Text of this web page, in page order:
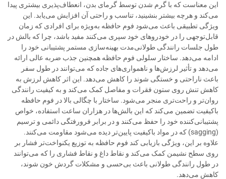
این معناست که با گرم شدن توسط گرمای بدن، انعطاف‌پذیری بیشتری پیدا
می‌کند و هرچه بیشتر بنشینید، تناسب و راحتی آن افزایش می‌یابد. این
ویژگی تطبیقی باعث می‌شود فوم حافظه به‌ویژه برای افرادی که زمان
قابل‌توجهی را در خودروهای خود سپری می‌کنند مفید باشد، چرا که بالش در
طول جلسات رانندگی طولانی‌مدت بهینه‌سازی مستمر پشتیبانی خود را
ادامه می‌دهد. ساختار سلولی فوم حافظه همچنین جذب ضربه عالی ارائه
می‌دهد و تأثیر لرزش‌ها و ناهمواری‌های جاده که می‌توانند در طول سفر
باعث ناراحتی و خستگی شوند را کاهش می‌دهد. این اثر کاهش لرزش به
کاهش تنش روی ستون فقرات و مفاصل کمک می‌کند و به کیفیت رانندگی
روان‌تر و راحت‌تری منجر می‌شود. ساختار با چگالی بالا در فوم حافظه
باکیفیت تضمین می‌کند که این بالش‌ها در هزاران ساعت استفاده، خواص
پشتیبانی‌کننده خود را حفظ می‌کنند و در برابر فرورفتگی دائمی و ترسیم
(sagging) که در مواد باکیفیت پایین‌تر دیده می‌شود مقاومت می‌کنند.
علاوه بر این، ویژگی بازیابی کند فوم حافظه به توزیع یکنواخت‌تر فشار بر
روی سطح نشیمن کمک می‌کند و نقاط داغ و نقاط فشاری را که می‌توانند
در طول رانندگی طولانی باعث بی‌حسی و مشکلات گردش خون شوند،
کاهش می‌دهد.